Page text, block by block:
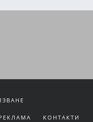
КОНТАКТИ